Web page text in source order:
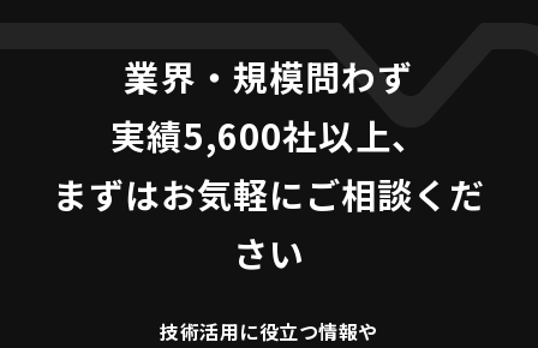
業界・規模問わず
実績5,600社以上、
まずはお気軽にご相談くだ
さい
技術活用に役立つ情報や